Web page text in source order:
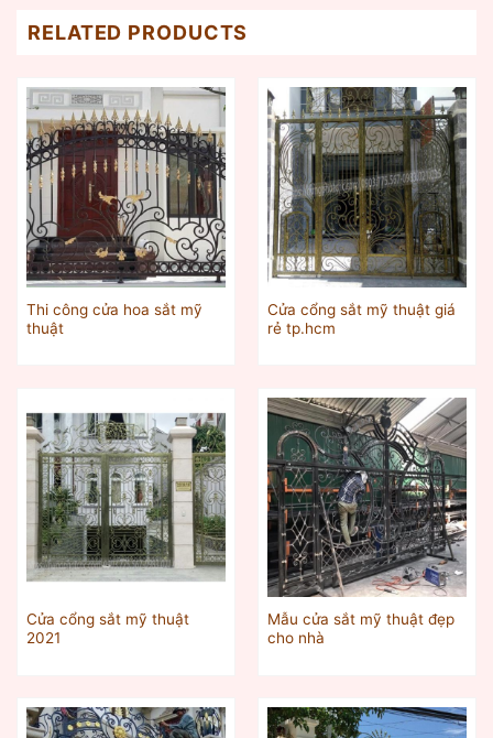
RELATED PRODUCTS
Thi công cửa hoa sắt mỹ
thuật
Cửa cổng sắt mỹ thuật giá
rẻ tp.hcm
Cửa cổng sắt mỹ thuật
2021
Mẫu cửa sắt mỹ thuật đẹp
cho nhà